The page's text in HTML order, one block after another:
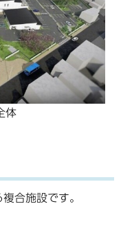
体
合施設です。